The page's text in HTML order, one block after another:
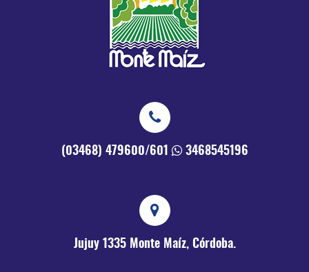
(03468) 479600/601 3468545196
Jujuy 1335 Monte Maíz, Córdoba.